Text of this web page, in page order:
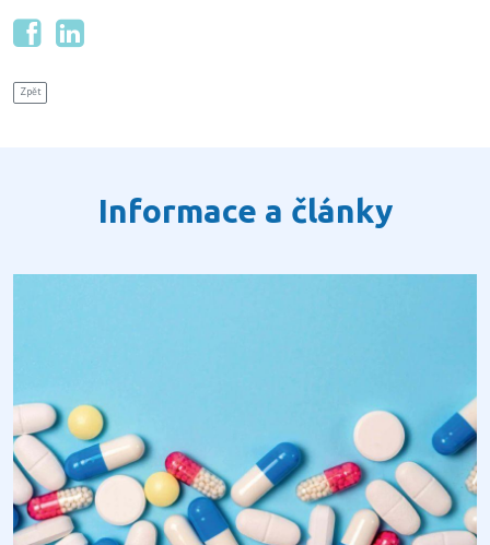
Zpět
Informace a články